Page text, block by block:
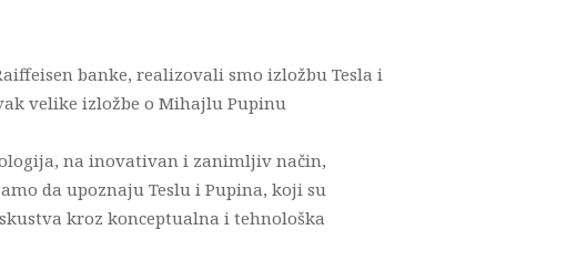
banke, realizovali smo izložbu Tesla i
velike izložbe o Mihajlu Pupinu
na inovativan i zanimljiv način,
da upoznaju Teslu i Pupina, koji su
kroz konceptualna i tehnološka